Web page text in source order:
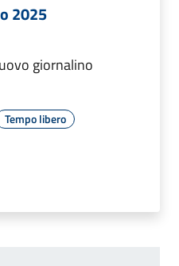
2025
giornalino
Tempo libero